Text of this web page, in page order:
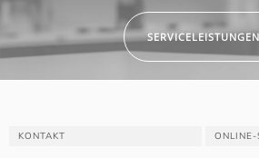
SERVICELEISTUNGEN
KONTAKT ONLINE-